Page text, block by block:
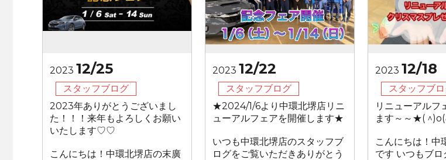
2023 12/25
スタッフブログ
2023年ありがとうございまし
た！！！来年もよろしくお願い
いたします♡♡
こんにちは！中環北堺店の末廣
2023 12/22
スタッフブログ
★2024/1/6より中環北堺店リニ
ューアルフェアを開催します★
いつも中環北堺店のスタッフブ
ログをご覧いただきありがとう
2023 12/18
スタッフブ
リニューアルフ
ます～～★(
こんにちは！中
です いつもブ